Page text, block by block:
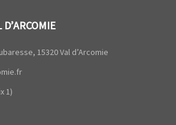
15320 Val d’Arcomie
1)